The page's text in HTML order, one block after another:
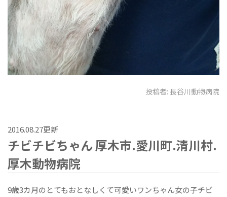
投稿者: 長谷川動物病院
2016.08.27更新
チビチビちゃん 厚木市.愛川町.清川村.
厚木動物病院
9歳3カ月のとてもおとなしくて可愛いワンちゃん女の子チビ